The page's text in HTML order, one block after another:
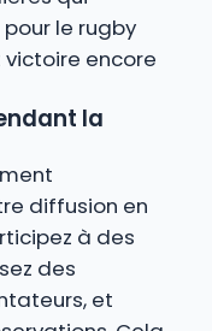
le rugby
encore
la
diffusion en
à des
des
et